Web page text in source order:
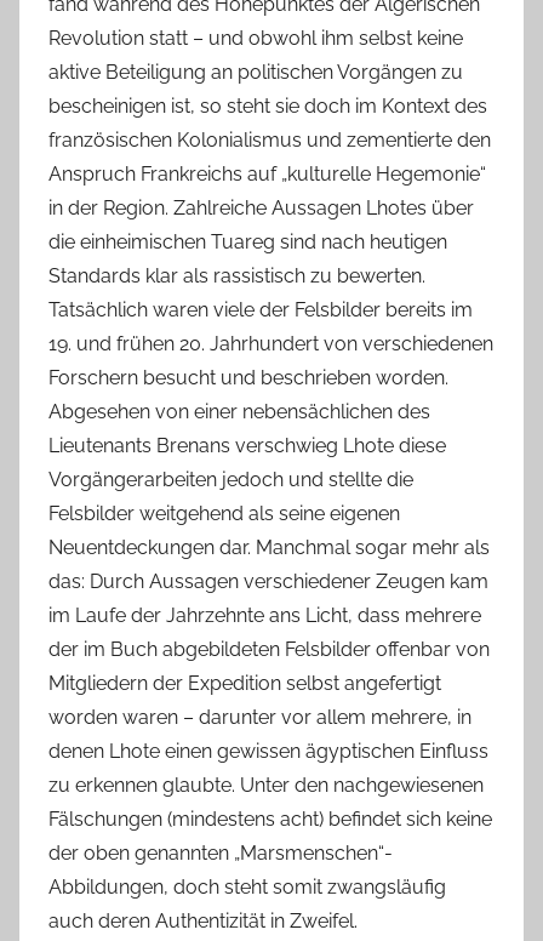
Revolution statt – und obwohl ihm selbst keine
aktive Beteiligung an politischen Vorgängen zu
bescheinigen ist, so steht sie doch im Kontext des
französischen Kolonialismus und zementierte den
Anspruch Frankreichs auf „kulturelle Hegemonie“
in der Region. Zahlreiche Aussagen Lhotes über
die einheimischen Tuareg sind nach heutigen
Standards klar als rassistisch zu bewerten.
Tatsächlich waren viele der Felsbilder bereits im
19. und frühen 20. Jahrhundert von verschiedenen
Forschern besucht und beschrieben worden.
Abgesehen von einer nebensächlichen des
Lieutenants Brenans verschwieg Lhote diese
Vorgängerarbeiten jedoch und stellte die
Felsbilder weitgehend als seine eigenen
Neuentdeckungen dar. Manchmal sogar mehr als
das: Durch Aussagen verschiedener Zeugen kam
im Laufe der Jahrzehnte ans Licht, dass mehrere
der im Buch abgebildeten Felsbilder offenbar von
Mitgliedern der Expedition selbst angefertigt
worden waren – darunter vor allem mehrere, in
denen Lhote einen gewissen ägyptischen Einfluss
zu erkennen glaubte. Unter den nachgewiesenen
Fälschungen (mindestens acht) befindet sich keine
der oben genannten „Marsmenschen“-
Abbildungen, doch steht somit zwangsläufig
auch deren Authentizität in Zweifel.